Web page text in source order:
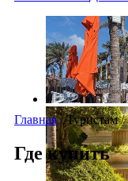
Главная /Туристам/
Где купить